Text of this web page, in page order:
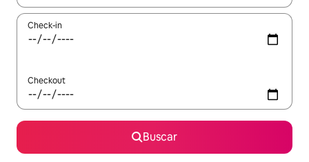
Check-in
Checkout
Buscar